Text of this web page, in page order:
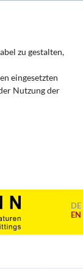
zu gestalten,
eingesetzten
Nutzung der
wie etwa das
Cookies und mit
Surf-
DE
EN